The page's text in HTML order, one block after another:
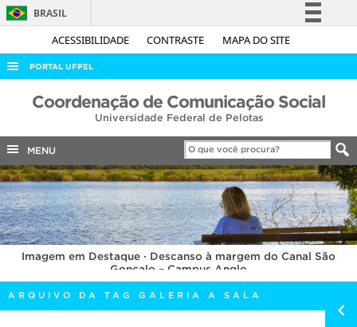
ACESSIBILIDADE CONTRASTE MAPA DO SITE
BRASIL
Simplifique!
Acesso à informação
Legislação
Canais
PORTAL UFPEL
ACESSO À INFORMAÇÃO
COBALTO
CONCURSOS
EDITAIS
INTERNACIONAL
OUVIDORIA
PORTARIAS
TELEFONES
Coordenação de Comunicação Social
Universidade Federal de Pelotas
MENU
Imagem em Destaque · Descanso à margem do Canal São
Gonçalo – Campus Anglo
ARQUIVO DA TAG GALERIA A SALA